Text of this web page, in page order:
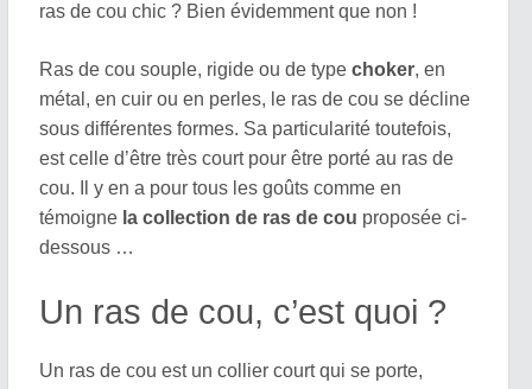
ras de cou chic ? Bien évidemment que non !
Ras de cou souple, rigide ou de typechoker, en
métal, en cuir ou en perles, le ras de cou se décline
sous différentes formes. Sa particularité toutefois,
est celle d’être très court pour être porté au ras de
cou. Il y en a pour tous les goûts comme en
témoigne la collection de ras de cou proposée ci-
dessous …
Un ras de cou, c’est quoi ?
Un ras de cou est un collier court qui se porte,